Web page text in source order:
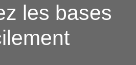
les bases